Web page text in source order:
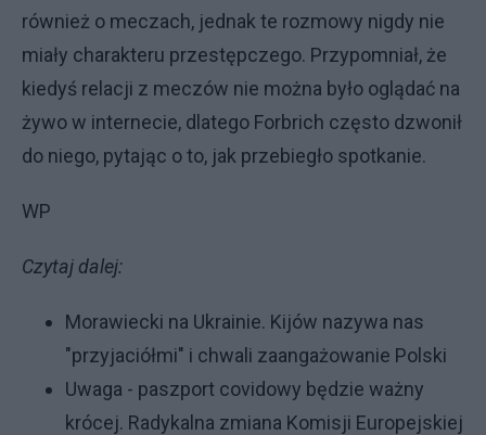
również o meczach, jednak te rozmowy nigdy nie
miały charakteru przestępczego. Przypomniał, że
kiedyś relacji z meczów nie można było oglądać na
żywo w internecie, dlatego Forbrich często dzwonił
do niego, pytając o to, jak przebiegło spotkanie.
WP
Czytaj dalej:
Morawiecki na Ukrainie. Kijów nazywa nas
"przyjaciółmi" i chwali zaangażowanie Polski
Uwaga - paszport covidowy będzie ważny
krócej. Radykalna zmiana Komisji Europejskiej